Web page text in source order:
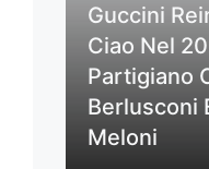
Guccini
Ciao Nel
Partigiano
Berlusconi
Meloni